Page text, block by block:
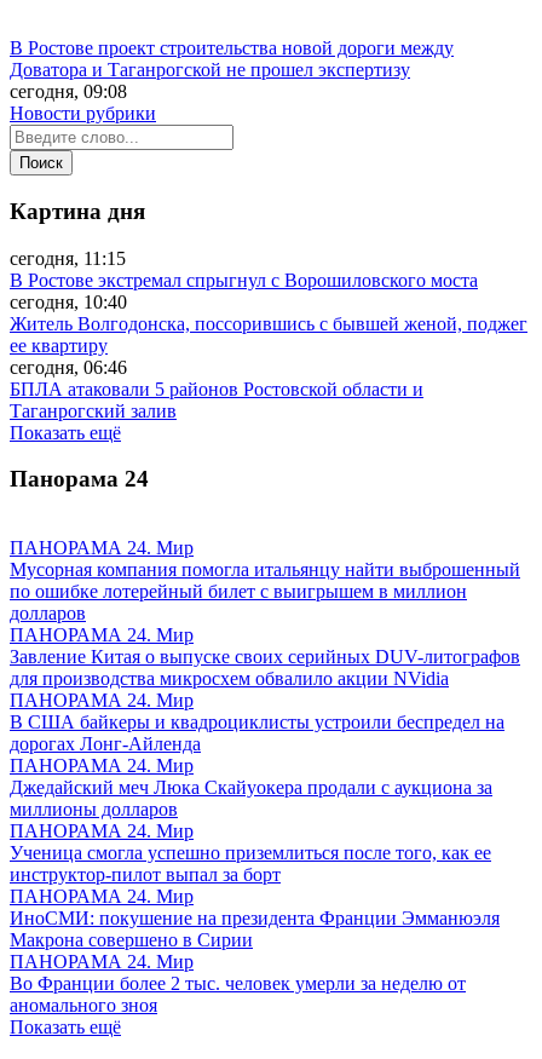
В Ростове проект строительства новой дороги между
Доватора и Таганрогской не прошел экспертизу
сегодня, 09:08
Новости рубрики
Картина дня
сегодня, 11:15
В Ростове экстремал спрыгнул с Ворошиловского моста
сегодня, 10:40
Житель Волгодонска, поссорившись с бывшей женой, поджег
ее квартиру
сегодня, 06:46
БПЛА атаковали 5 районов Ростовской области и
Таганрогский залив
Показать ещё
Панорама 24
ПАНОРАМА 24. Мир
Мусорная компания помогла итальянцу найти выброшенный
по ошибке лотерейный билет с выигрышем в миллион
долларов
ПАНОРАМА 24. Мир
Завление Китая о выпуске своих серийных DUV-литографов
для производства микросхем обвалило акции NVidia
ПАНОРАМА 24. Мир
В США байкеры и квадроциклисты устроили беспредел на
дорогах Лонг-Айленда
ПАНОРАМА 24. Мир
Джедайский меч Люка Скайуокера продали с аукциона за
миллионы долларов
ПАНОРАМА 24. Мир
Ученица смогла успешно приземлиться после того, как ее
инструктор-пилот выпал за борт
ПАНОРАМА 24. Мир
ИноСМИ: покушение на президента Франции Эмманюэля
Макрона совершено в Сирии
ПАНОРАМА 24. Мир
Во Франции более 2 тыс. человек умерли за неделю от
аномального зноя
Показать ещё